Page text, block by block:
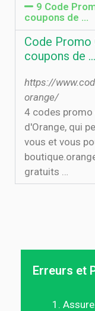
9 Code
coupons de …
Code Promo
coupons de …
https://
orange/
4 codes
d'Orange, qui
vous et vous
gratuits …
Erreurs et